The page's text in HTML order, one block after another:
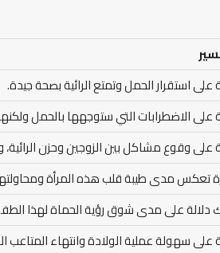
على استقرار الحمل وتمتع الرائية بصحة جيدة.
على الاضطرابات التي ستوجهها بالحمل
على وقوع مشاكل بين الزوجين وحزن
تعكس مدى طيبة قلب هذه المرأة
دلالة على مدى شوق رؤية الحماة لهذا
على سهولة عملية الولادة وانتهاء المتاعب